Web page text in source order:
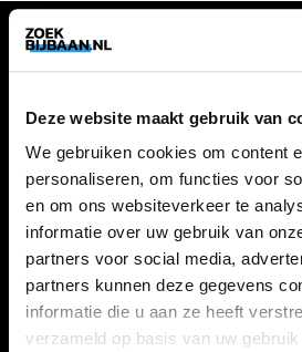
Deze website maakt gebruik van
We gebruiken cookies om content
personaliseren, om functies voor
en om ons websiteverkeer te
informatie over uw gebruik van
partners voor social media,
partners kunnen deze gegevens
informatie die u aan ze heeft
verzameld op basis van uw
ZOEKBIJBAAN
FAQ
Kennis maken met MELON
VACATURES
Alle vacatures